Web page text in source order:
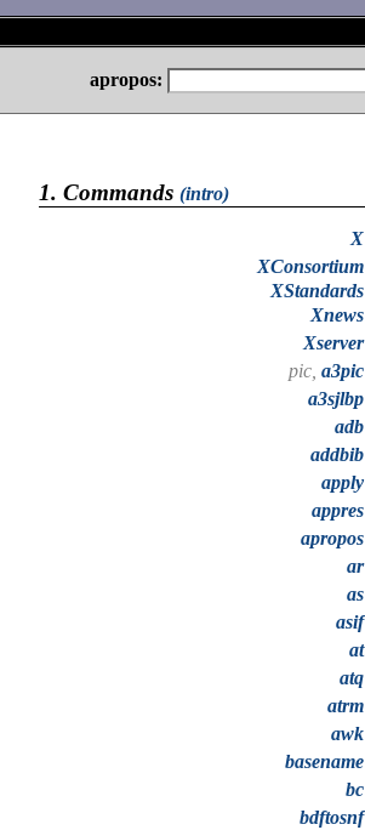
apropos:
1. Commands(intro)
X
XConsortium
XStandards
Xnews
Xserver
pic, a3pic
a3sjlbp
adb
addbib
apply
appres
apropos
ar
as
asif
at
atq
atrm
awk
basename
bc
bdftosnf